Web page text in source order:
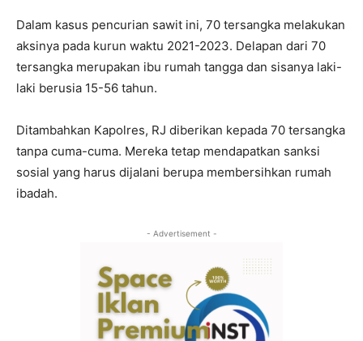
Dalam kasus pencurian sawit ini, 70 tersangka melakukan
aksinya pada kurun waktu 2021-2023. Delapan dari 70
tersangka merupakan ibu rumah tangga dan sisanya laki-
laki berusia 15-56 tahun.
Ditambahkan Kapolres, RJ diberikan kepada 70 tersangka
tanpa cuma-cuma. Mereka tetap mendapatkan sanksi
sosial yang harus dijalani berupa membersihkan rumah
ibadah.
- Advertisement -